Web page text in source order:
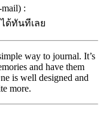
:
ได้ทันทีเลย
way to journal. It’s
and have them
is well designed and
more.